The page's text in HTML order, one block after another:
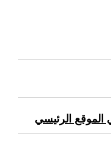
الموقع الرئيسي